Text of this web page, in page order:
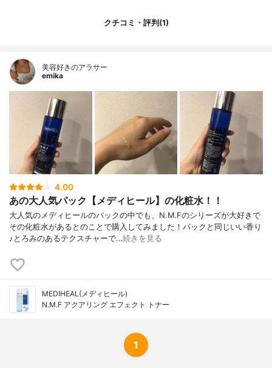
デエキス、ツボクサエキス、加水分解コラ
クチコミ・評判(1)
美容好きのアラサー
emika
4.00
あの大人気パック【メディヒール】の化粧水！！
大人気のメディヒールのパックの中でも、N.M.Fのシリーズが大好きで
その化粧水があるとのことで購入してみました！パックと同じいい香り
♪とろみのあるテクスチャーで…続きを見る
MEDIHEAL(メディヒール)
N.M.F アクアリング エフェクト トナー
1